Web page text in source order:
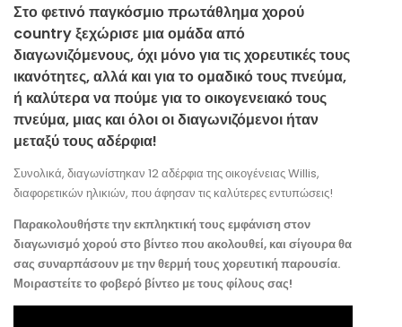
Στο φετινό παγκόσμιο πρωτάθλημα χορού
country ξεχώρισε μια ομάδα από
διαγωνιζόμενους, όχι μόνο για τις χορευτικές τους
ικανότητες, αλλά και για το ομαδικό τους πνεύμα,
ή καλύτερα να πούμε για το οικογενειακό τους
πνεύμα, μιας και όλοι οι διαγωνιζόμενοι ήταν
μεταξύ τους αδέρφια!
Συνολικά, διαγωνίστηκαν 12 αδέρφια της οικογένειας Willis,
διαφορετικών ηλικιών, που άφησαν τις καλύτερες εντυπώσεις!
Παρακολουθήστε την εκπληκτική τους εμφάνιση στον
διαγωνισμό χορού στο βίντεο που ακολουθεί, και σίγουρα θα
σας συναρπάσουν με την θερμή τους χορευτική παρουσία.
Μοιραστείτε το φοβερό βίντεο με τους φίλους σας!